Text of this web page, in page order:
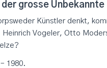
grosse Unbekannte
Künstler denkt,
Vogeler, Otto
1980.